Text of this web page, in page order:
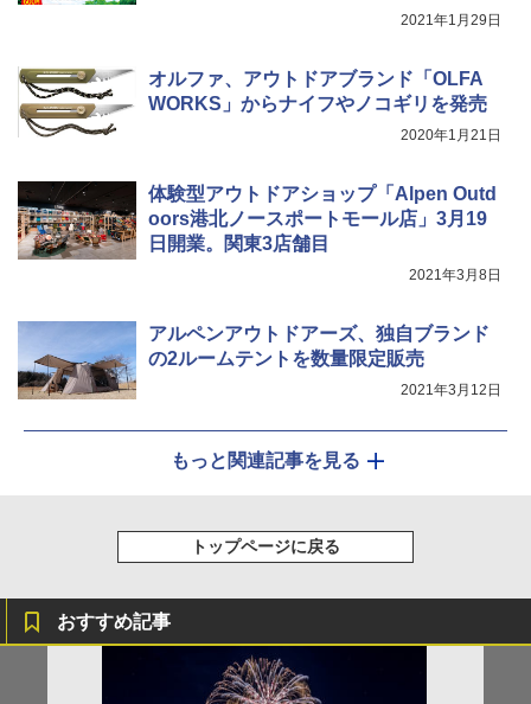
ポインターライト 強力 小型 緑色/赤色/青紫色
可能 安全ロック付き 高安全性 金属製耐久 コ
ンパクト多機能設計 持ち運び便利 アウトド
ア/オフィス/教育現場/展示会用 緑
2021年1月29日
オルファ、アウトドアブランド「OLFA
WORKS」からナイフやノコギリを発売
2020年1月21日
体験型アウトドアショップ「Alpen Outd
oors港北ノースポートモール店」3月19
日開業。関東3店舗目
2021年3月8日
アルペンアウトドアーズ、独自ブランド
の2ルームテントを数量限定販売
2021年3月12日
もっと関連記事を見る
トップページに戻る
おすすめ記事